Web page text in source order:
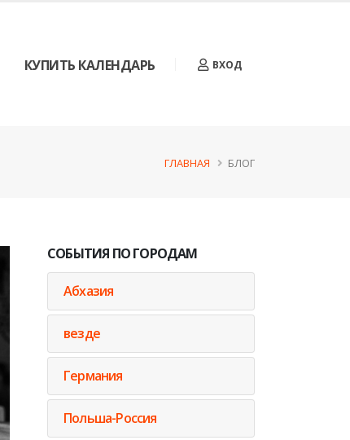
КУПИТЬ КАЛЕНДАРЬ ВХОД
ГЛАВНАЯ БЛОГ
СОБЫТИЯ ПО ГОРОДАМ
Абхазия
везде
Германия
Польша-Россия